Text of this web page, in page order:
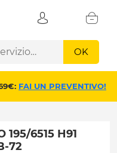
OK
FAI UN PREVENTIVO!
195/6515 H91
72